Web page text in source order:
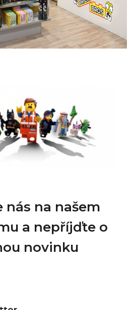
nás na našem
a nepříjďte o
novinku